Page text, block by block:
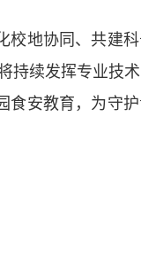
地协同、共建科
持续发挥专业技
食安教育，为守